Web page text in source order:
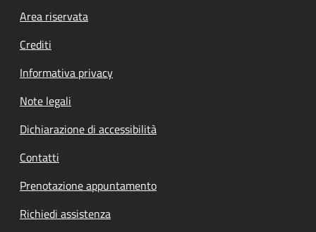
Footer menu
Area riservata
Crediti
Informativa privacy
Note legali
Dichiarazione di accessibilità
Contatti
Prenotazione appuntamento
Richiedi assistenza